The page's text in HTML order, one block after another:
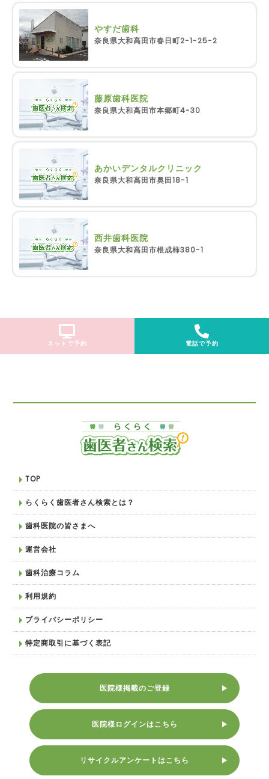
やすだ歯科
奈良県大和高田市春日町2-1-25-2
藤原歯科医院
奈良県大和高田市本郷町4-30
あかいデンタルクリニック
奈良県大和高田市奥田18-1
西井歯科医院
奈良県大和高田市根成柿380-1
ネットで予約 電話で予約
TOP
らくらく歯医者さん検索とは？
歯科医院の皆さまへ
運営会社
歯科治療コラム
利用規約
プライバシーポリシー
特定商取引に基づく表記
医院様掲載のご登録
医院様ログインはこちら
リサイクルアンケートはこちら